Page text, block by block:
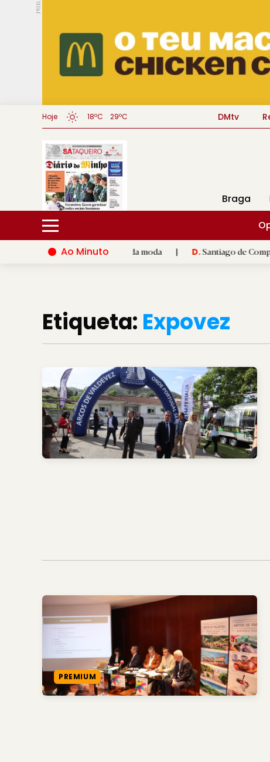
PUB.
Hoje 18ºC 29ºC DMtv
Braga
Ao Minuto
do mundo da moda D.Santiago de Compostela
Etiqueta: Expovez
PREMIUM